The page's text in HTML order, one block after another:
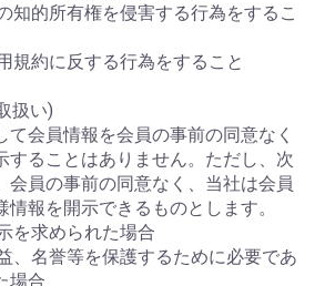
知的所有権を侵害する行為をするこ
規約に反する行為をすること
扱い)
て会員情報を会員の事前の同意なく
することはありません。ただし、次
会員の事前の同意なく、当社は会員
報を開示できるものとします。
を求められた場合
、名誉等を保護するために必要であ
場合